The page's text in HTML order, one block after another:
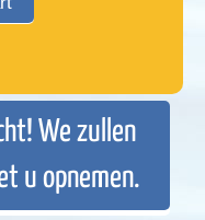
We zullen
u opnemen.